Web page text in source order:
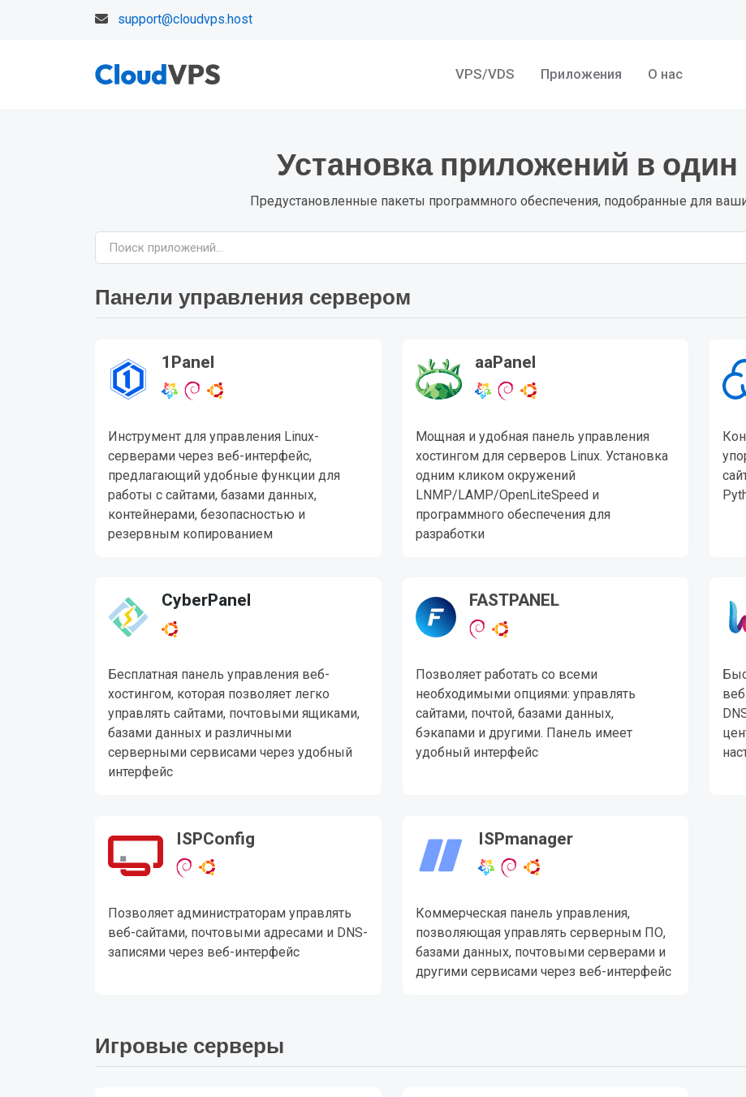
support@cloudvps.host
VPS/VDS Приложения О нас
Установка приложений в один
Предустановленные пакеты программного обеспечения, подобранные для
Панели управления сервером
1Panel
Инструмент для управления Linux-
серверами через веб-интерфейс,
предлагающий удобные функции для
работы с сайтами, базами данных,
контейнерами, безопасностью и
резервным копированием
aaPanel
Мощная и удобная панель управления
хостингом для серверов Linux. Установка
одним кликом окружений
LNMP/LAMP/OpenLiteSpeed и
программного обеспечения для
разработки
CyberPanel
Бесплатная панель управления веб-
хостингом, которая позволяет легко
управлять сайтами, почтовыми ящиками,
базами данных и различными
серверными сервисами через удобный
интерфейс
FASTPANEL
Позволяет работать со всеми
необходимыми опциями: управлять
сайтами, почтой, базами данных,
бэкапами и другими. Панель имеет
удобный интерфейс
ISPConfig
Позволяет администраторам управлять
веб-сайтами, почтовыми адресами и DNS-
записями через веб-интерфейс
ISPmanager
Коммерческая панель управления,
позволяющая управлять серверным ПО,
базами данных, почтовыми серверами и
другими сервисами через веб-интерфейс
Игровые серверы